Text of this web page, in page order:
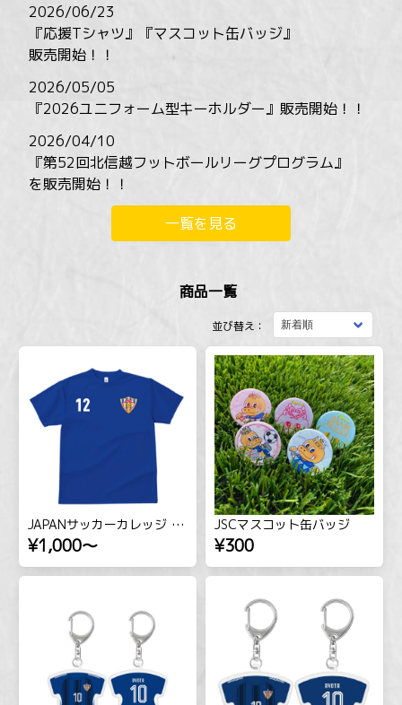
2026/06/23
『応援Tシャツ』『マスコット缶バッジ』
販売開始！！
2026/05/05
『2026ユニフォーム型キーホルダー』販売開始！！
2026/04/10
『第52回北信越フットボールリーグプログラム』
を販売開始！！
一覧を見る
商品一覧
並び替え：
JAPANサッカーカレッジ 応援Tシャツ
¥1,000～
JSCマスコット缶バッジ
¥300